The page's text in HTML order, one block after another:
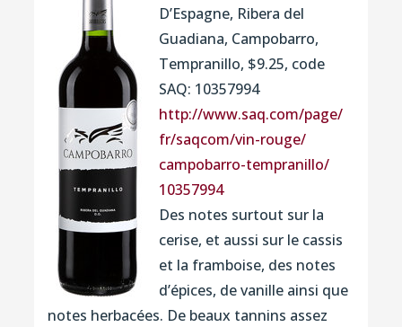
D’Espagne, Ribera del
Guadiana, Campobarro,
Tempranillo, $9.25, code
SAQ: 10357994
http://www.saq.com/page/
fr/saqcom/vin-rouge/
campobarro-tempranillo/
10357994
Des notes surtout sur la
cerise, et aussi sur le cassis
et la framboise, des notes
d’épices, de vanille ainsi que
notes herbacées. De beaux tannins assez